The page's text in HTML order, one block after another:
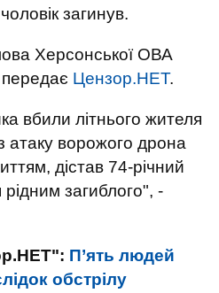
загинув.
Херсонської ОВА
Цензор.НЕТ.
вбили літнього жителя
атаку ворожого дрона
дістав 74-річний
рідним загиблого", -
П’ять людей
обстрілу